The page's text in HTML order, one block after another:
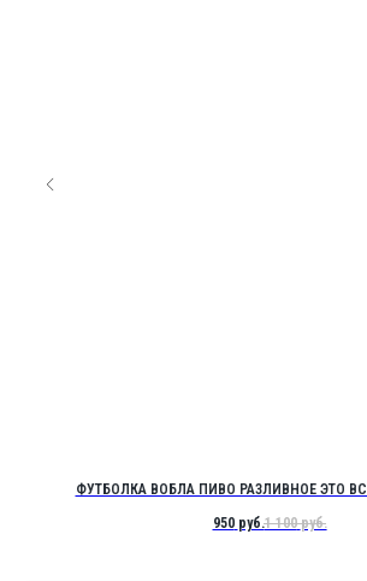
ФУТБОЛКА ВОБЛА ПИВО РАЗЛИВНОЕ ЭТО
950 руб.1 100 руб.